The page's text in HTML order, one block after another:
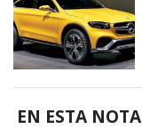
EN ESTA NOTA